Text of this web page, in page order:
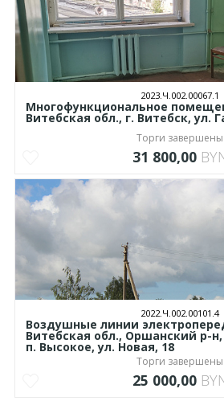
2023.Ч.002.00067.1
Многофункциональное
Витебская обл., г. Витебск, ул.
Торги завершены
31 800,00
2022.Ч.002.00101.4
Воздушные линии
Витебская обл., Оршанский р-
п. Высокое, ул. Новая, 18
Торги завершены
25 000,00